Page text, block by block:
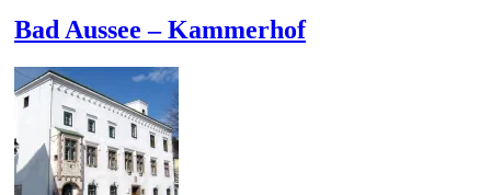
Bad Aussee – Kammerhof